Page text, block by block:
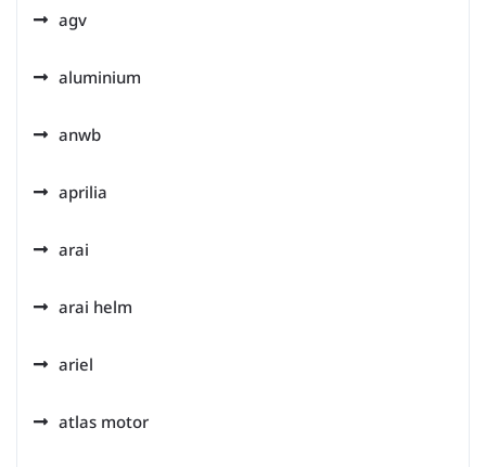
agv
aluminium
anwb
aprilia
arai
arai helm
ariel
atlas motor